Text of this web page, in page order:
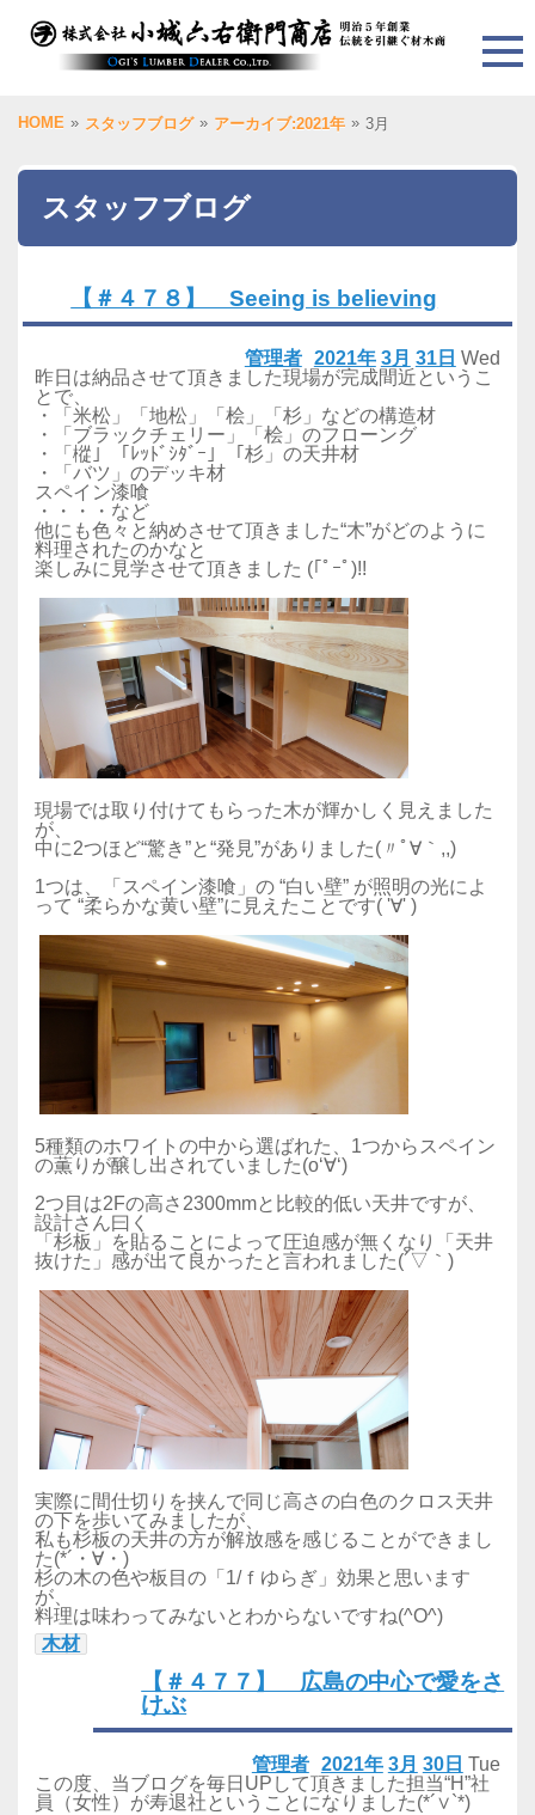
HOME » スタッフブログ » アーカイブ:2021年 » 3月
スタッフブログ
【＃４７８】 Seeing is believing
2021年 3月 31日 Wed
管理者
昨日は納品させて頂きました現場が完成間近というこ
とで、
・「米松」「地松」「桧」「杉」などの構造材
・「ブラックチェリー」「桧」のフローング
・「樅」「ﾚｯﾄﾞｼﾀﾞｰ」「杉」の天井材
・「バツ」のデッキ材
スペイン漆喰
・・・・など
他にも色々と納めさせて頂きました“木”がどのように
料理されたのかなと
楽しみに見学させて頂きました (｢ﾟｰﾟ)!!
現場では取り付けてもらった木が輝かしく見えました
が、
中に2つほど“驚き”と“発見”がありました(〃ﾟ∀｀,,)
1つは、「スペイン漆喰」の “白い壁” が照明の光によ
って “柔らかな黄い壁”に見えたことです( '∀' )
5種類のホワイトの中から選ばれた、1つからスペイン
の薫りが醸し出されていました(o‘∀‘)
2つ目は2Fの高さ2300mmと比較的低い天井ですが、
設計さん曰く
「杉板」を貼ることによって圧迫感が無くなり「天井
抜けた」感が出て良かったと言われました(´▽｀)
実際に間仕切りを挟んで同じ高さの白色のクロス天井
の下を歩いてみましたが、
私も杉板の天井の方が解放感を感じることができまし
た(*´・∀・)
杉の木の色や板目の「1/ｆゆらぎ」効果と思います
が、
料理は味わってみないとわからないですね(^O^)
木材
【＃４７７】 広島の中心で愛をさ
けぶ
2021年 3月 30日 Tue
管理者
この度、当ブログを毎日UPして頂きました担当“H”社
員（女性）が寿退社ということになりました(*´∨`*)